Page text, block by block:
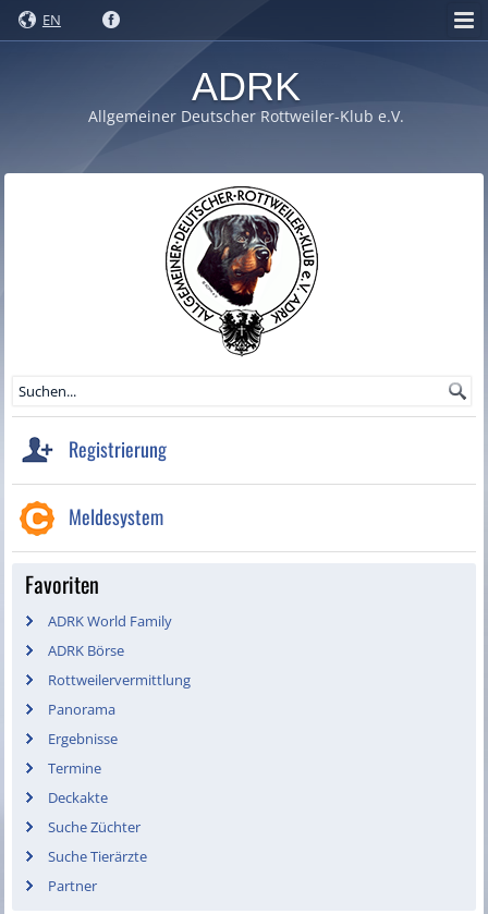
EN
ADRK
Allgemeiner Deutscher Rottweiler-Klub e.V.
Registrierung
Meldesystem
Favoriten
ADRK World Family
ADRK Börse
Rottweilervermittlung
Panorama
Ergebnisse
Termine
Deckakte
Suche Züchter
Suche Tierärzte
Partner